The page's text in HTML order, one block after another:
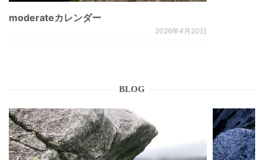
moderateカレンダー
2026年4月20日
BLOG